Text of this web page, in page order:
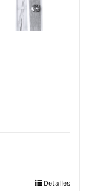
Detalles